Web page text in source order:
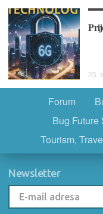
25.
Forum
Bug Future
Tourism,
Newsletter